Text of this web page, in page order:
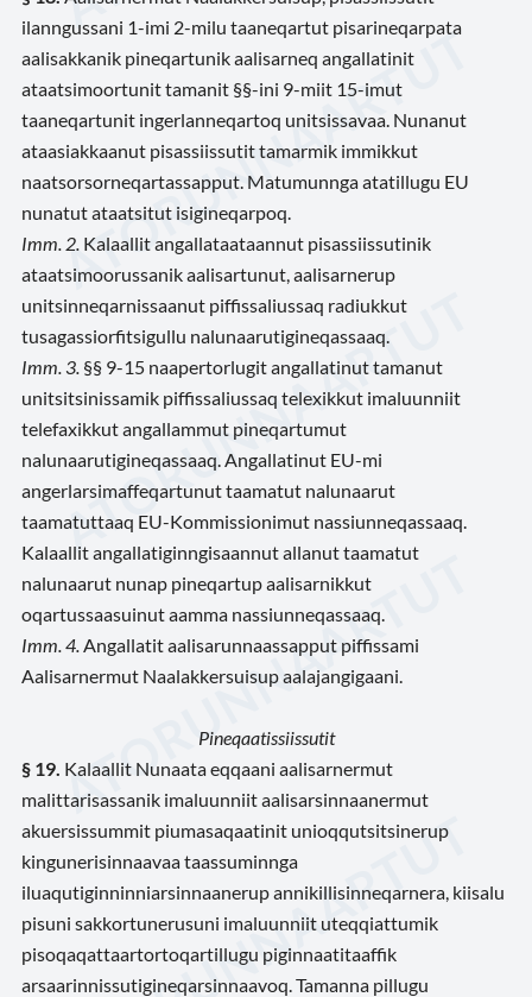
ilanngussani 1-imi 2-milu taaneqartut pisarineqarpata
aalisakkanik pineqartunik aalisarneq angallatinit
ataatsimoortunit tamanit §§-ini 9-miit 15-imut
taaneqartunit ingerlanneqartoq unitsissavaa. Nunanut
ataasiakkaanut pisassiissutit tamarmik immikkut
naatsorsorneqartassapput. Matumunnga atatillugu EU
nunatut ataatsitut isigineqarpoq.
Imm. 2. Kalaallit angallataataannut pisassiissutinik
ataatsimoorussanik aalisartunut, aalisarnerup
unitsinneqarnissaanut piffissaliussaq radiukkut
tusagassiorfitsigullu nalunaarutigineqassaaq.
Imm. 3. §§ 9-15 naapertorlugit angallatinut tamanut
unitsitsinissamik piffissaliussaq telexikkut imaluunniit
telefaxikkut angallammut pineqartumut
nalunaarutigineqassaaq. Angallatinut EU-mi
angerlarsimaffeqartunut taamatut nalunaarut
taamatuttaaq EU-Kommissionimut nassiunneqassaaq.
Kalaallit angallatiginngisaannut allanut taamatut
nalunaarut nunap pineqartup aalisarnikkut
oqartussaasuinut aamma nassiunneqassaaq.
Imm. 4. Angallatit aalisarunnaassapput piffissami
Aalisarnermut Naalakkersuisup aalajangigaani.
Pineqaatissiissutit
§ 19. Kalaallit Nunaata eqqaani aalisarnermut
malittarisassanik imaluunniit aalisarsinnaanermut
akuersissummit piumasaqaatinit unioqqutsitsinerup
kingunerisinnaavaa taassuminnga
iluaqutiginninniarsinnaanerup annikillisinneqarnera, kiisalu
pisuni sakkortunerusuni imaluunniit uteqqiattumik
pisoqaqattaartortoqartillugu piginnaatitaaffik
arsaarinnissutigineqarsinnaavoq. Tamanna pillugu